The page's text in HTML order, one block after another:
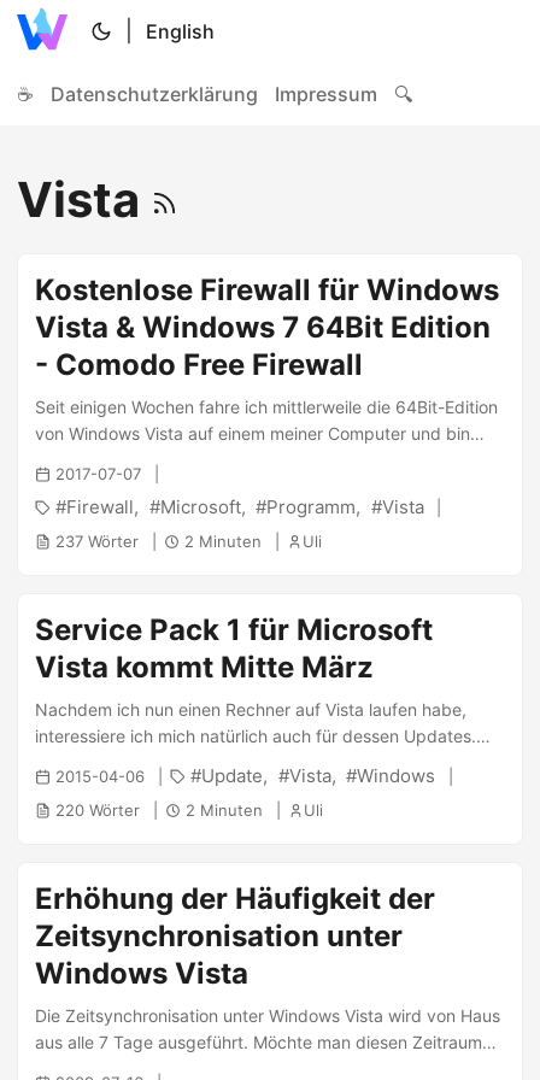
English
☕ Datenschutzerklärung Impressum 🔍
Vista
Kostenlose Firewall für Windows
Vista & Windows 7 64Bit Edition
- Comodo Free Firewall
Seit einigen Wochen fahre ich mittlerweile die 64Bit-Edition
von Windows Vista auf einem meiner Computer und bin
damit sehr zufrieden. Der einzige Punkte welcher mich
gestört hatte, war dass es auf den ersten Blick keine
vernünftige, jedoch kostenlose Firewall für diesen PC und
die gewünschte 64Bit-Plattform gab. Die Firewall dient auf
Verbindung den eingehenden Traffic zu filtern. ...
2017-07-07
Firewall Microsoft Programm Vista
237 Wörter 2 Minuten Uli
Service Pack 1 für Microsoft
Vista kommt Mitte März
Nachdem ich nun einen Rechner auf Vista laufen habe,
interessiere ich mich natürlich auch für dessen Updates.
Wie ich soeben auf engadget.com gelesen habe, ist der
Service Pack soweit fertiggestellt und kommt nun in die
Presse (nein nicht die Schrottpresse). Zunächst wird der
2015-04-06 Update Vista Windows
220 Wörter 2 Minuten Uli
Erhöhung der Häufigkeit der
Zeitsynchronisation unter
Windows Vista
Die Zeitsynchronisation unter Windows Vista wird von Haus
aus alle 7 Tage ausgeführt. Möchte man diesen Zeitraum
verkürzen, so muss über regedit im Zweig: